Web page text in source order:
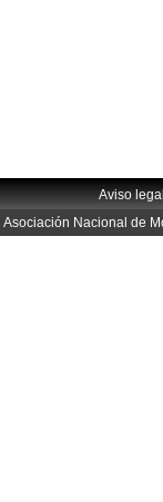
Aviso
Asociación Nacional de